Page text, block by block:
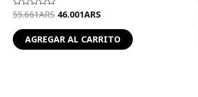
Valorado
de
5
55.661ARS 46.001ARS
AGREGAR AL CARRITO